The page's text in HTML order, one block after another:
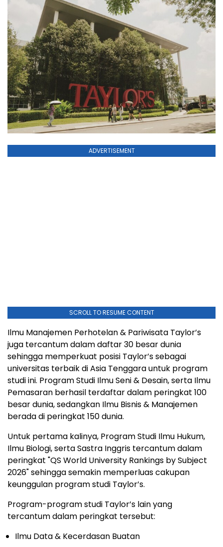
ADVERTISEMENT
SCROLL TO RESUME CONTENT
Ilmu Manajemen Perhotelan & Pariwisata Taylor’s
juga tercantum dalam daftar 30 besar dunia
sehingga memperkuat posisi Taylor’s sebagai
universitas terbaik di Asia Tenggara untuk program
studi ini. Program Studi Ilmu Seni & Desain, serta Ilmu
Pemasaran berhasil terdaftar dalam peringkat 100
besar dunia, sedangkan Ilmu Bisnis & Manajemen
berada di peringkat 150 dunia.
Untuk pertama kalinya, Program Studi Ilmu Hukum,
Ilmu Biologi, serta Sastra Inggris tercantum dalam
peringkat "QS World University Rankings by Subject
2026" sehingga semakin memperluas cakupan
keunggulan program studi Taylor’s.
Program-program studi Taylor’s lain yang
tercantum dalam peringkat tersebut:
Ilmu Data & Kecerdasan Buatan